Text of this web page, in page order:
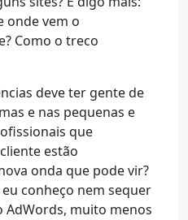
onde vem o
Como o treco
deve ter gente de
e nas pequenas e
que
estão
onda que pode vir?
conheço nem sequer
AdWords, muito menos